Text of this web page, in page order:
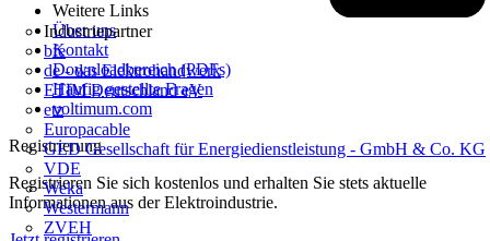
Industriepartner
bfe
de - das Elektrohandwerk
ETIM Deutschland eV
etz
Europacable
GED Gesellschaft für Energiedienstleistung - GmbH & Co. KG
VDE
Weka
Westermann
ZVEH
Weitere Links
Über uns
Kontakt
Downloadbereich (PDFs)
Häufig gestellte Fragen
voltimum.com
Registrierung
Registrieren Sie sich kostenlos und erhalten Sie stets aktuelle
Informationen aus der Elektroindustrie.